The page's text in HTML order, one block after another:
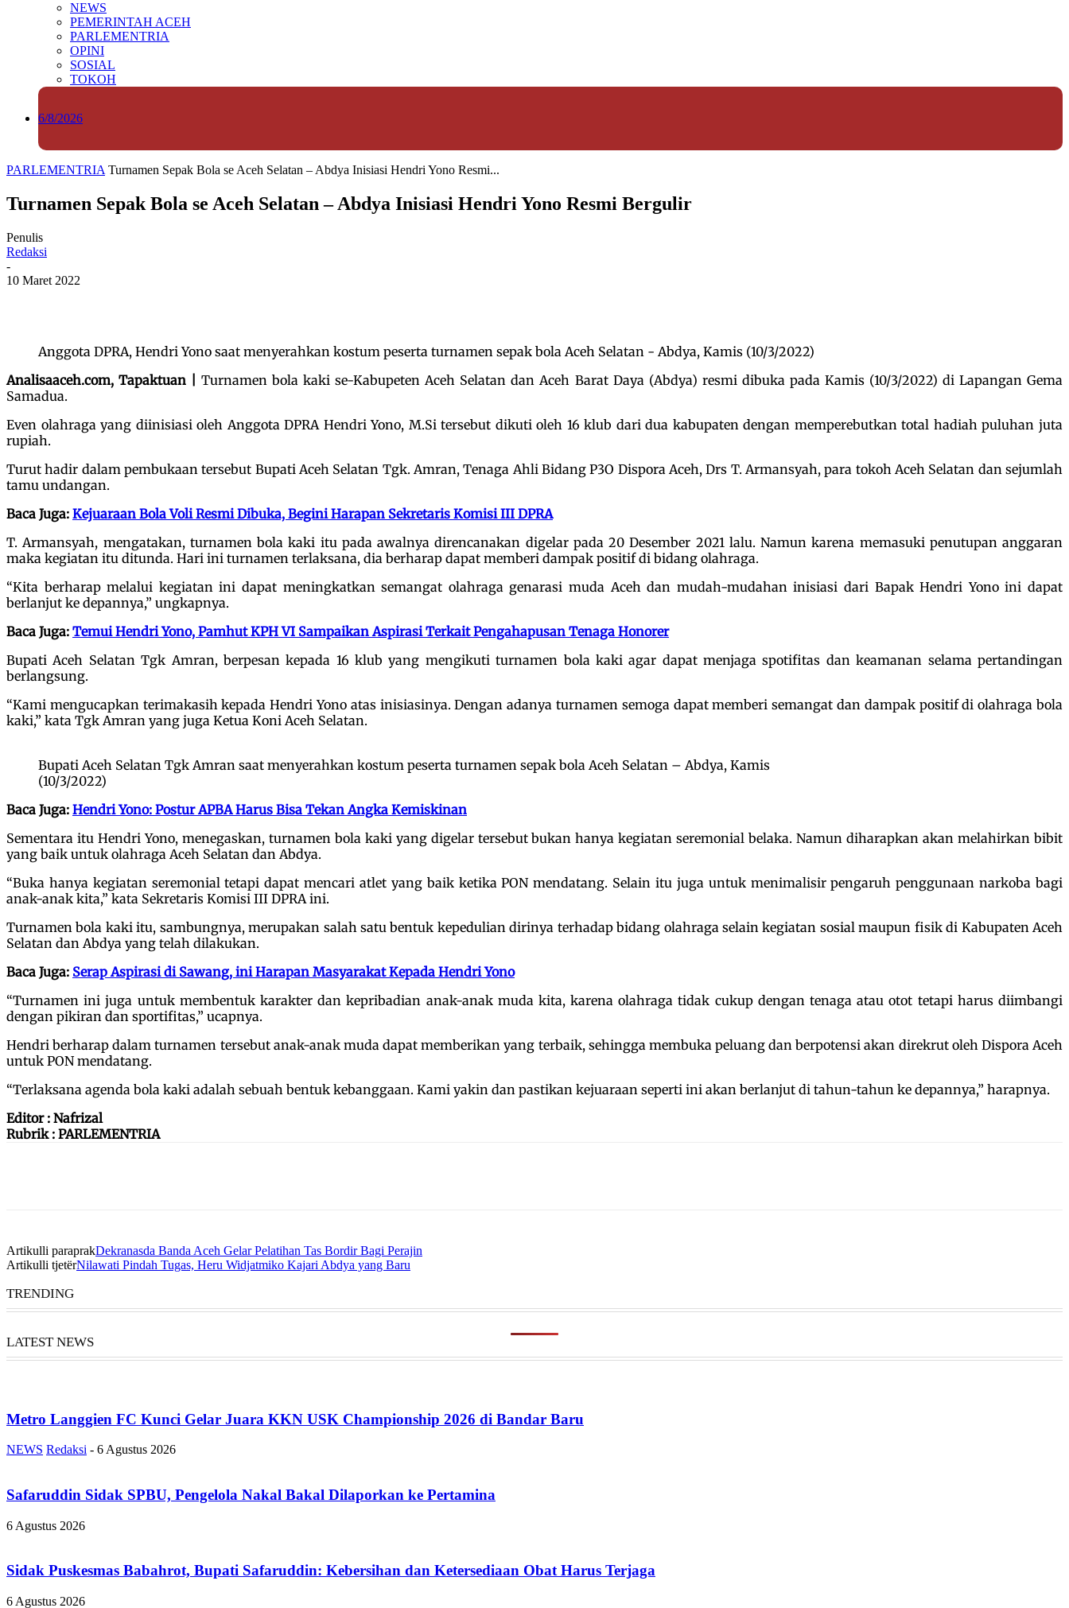
NEWS
PEMERINTAH ACEH
PARLEMENTRIA
OPINI
SOSIAL
TOKOH
6/8/2026
PARLEMENTRIA Turnamen Sepak Bola se Aceh Selatan – Abdya Inisiasi Hendri Yono Resmi...
Turnamen Sepak Bola se Aceh Selatan – Abdya Inisiasi Hendri Yono Resmi Bergulir
Penulis
Redaksi
-
10 Maret 2022
Anggota DPRA, Hendri Yono saat menyerahkan kostum peserta turnamen sepak bola Aceh Selatan - Abdya, Kamis (10/3/2022)
Analisaaceh.com, Tapaktuan |Turnamen bola kaki se-Kabupeten Aceh Selatan dan Aceh Barat Daya (Abdya) resmi dibuka pada Kamis (10/3/2022) di Lapangan Gema
Samadua.
Even olahraga yang diinisiasi oleh Anggota DPRA Hendri Yono, M.Si tersebut dikuti oleh 16 klub dari dua kabupaten dengan memperebutkan total hadiah puluhan juta
rupiah.
Turut hadir dalam pembukaan tersebut Bupati Aceh Selatan Tgk. Amran, Tenaga Ahli Bidang P3O Dispora Aceh, Drs T. Armansyah, para tokoh Aceh Selatan dan sejumlah
tamu undangan.
Baca Juga: Kejuaraan Bola Voli Resmi Dibuka, Begini Harapan Sekretaris Komisi III DPRA
T. Armansyah, mengatakan, turnamen bola kaki itu pada awalnya direncanakan digelar pada 20 Desember 2021 lalu. Namun karena memasuki penutupan anggaran
maka kegiatan itu ditunda. Hari ini turnamen terlaksana, dia berharap dapat memberi dampak positif di bidang olahraga.
“Kita berharap melalui kegiatan ini dapat meningkatkan semangat olahraga genarasi muda Aceh dan mudah-mudahan inisiasi dari Bapak Hendri Yono ini dapat
berlanjut ke depannya,” ungkapnya.
Baca Juga: Temui Hendri Yono, Pamhut KPH VI Sampaikan Aspirasi Terkait Pengahapusan Tenaga Honorer
Bupati Aceh Selatan Tgk Amran, berpesan kepada 16 klub yang mengikuti turnamen bola kaki agar dapat menjaga spotifitas dan keamanan selama pertandingan
berlangsung.
“Kami mengucapkan terimakasih kepada Hendri Yono atas inisiasinya. Dengan adanya turnamen semoga dapat memberi semangat dan dampak positif di olahraga bola
kaki,” kata Tgk Amran yang juga Ketua Koni Aceh Selatan.
Bupati Aceh Selatan Tgk Amran saat menyerahkan kostum peserta turnamen sepak bola Aceh Selatan – Abdya, Kamis
(10/3/2022)
Baca Juga: Hendri Yono: Postur APBA Harus Bisa Tekan Angka Kemiskinan
Sementara itu Hendri Yono, menegaskan, turnamen bola kaki yang digelar tersebut bukan hanya kegiatan seremonial belaka. Namun diharapkan akan melahirkan bibit
yang baik untuk olahraga Aceh Selatan dan Abdya.
“Buka hanya kegiatan seremonial tetapi dapat mencari atlet yang baik ketika PON mendatang. Selain itu juga untuk menimalisir pengaruh penggunaan narkoba bagi
anak-anak kita,” kata Sekretaris Komisi III DPRA ini.
Turnamen bola kaki itu, sambungnya, merupakan salah satu bentuk kepedulian dirinya terhadap bidang olahraga selain kegiatan sosial maupun fisik di Kabupaten Aceh
Selatan dan Abdya yang telah dilakukan.
Baca Juga: Serap Aspirasi di Sawang, ini Harapan Masyarakat Kepada Hendri Yono
“Turnamen ini juga untuk membentuk karakter dan kepribadian anak-anak muda kita, karena olahraga tidak cukup dengan tenaga atau otot tetapi harus diimbangi
dengan pikiran dan sportifitas,” ucapnya.
Hendri berharap dalam turnamen tersebut anak-anak muda dapat memberikan yang terbaik, sehingga membuka peluang dan berpotensi akan direkrut oleh Dispora Aceh
untuk PON mendatang.
“Terlaksana agenda bola kaki adalah sebuah bentuk kebanggaan. Kami yakin dan pastikan kejuaraan seperti ini akan berlanjut di tahun-tahun ke depannya,” harapnya.
Editor : Nafrizal
Rubrik : PARLEMENTRIA
Artikulli paraprakDekranasda Banda Aceh Gelar Pelatihan Tas Bordir Bagi Perajin
Artikulli tjetërNilawati Pindah Tugas, Heru Widjatmiko Kajari Abdya yang Baru
TRENDING
LATEST NEWS
Metro Langgien FC Kunci Gelar Juara KKN USK Championship 2026 di Bandar Baru
NEWS Redaksi - 6 Agustus 2026
Safaruddin Sidak SPBU, Pengelola Nakal Bakal Dilaporkan ke Pertamina
6 Agustus 2026
Sidak Puskesmas Babahrot, Bupati Safaruddin: Kebersihan dan Ketersediaan Obat Harus Terjaga
6 Agustus 2026